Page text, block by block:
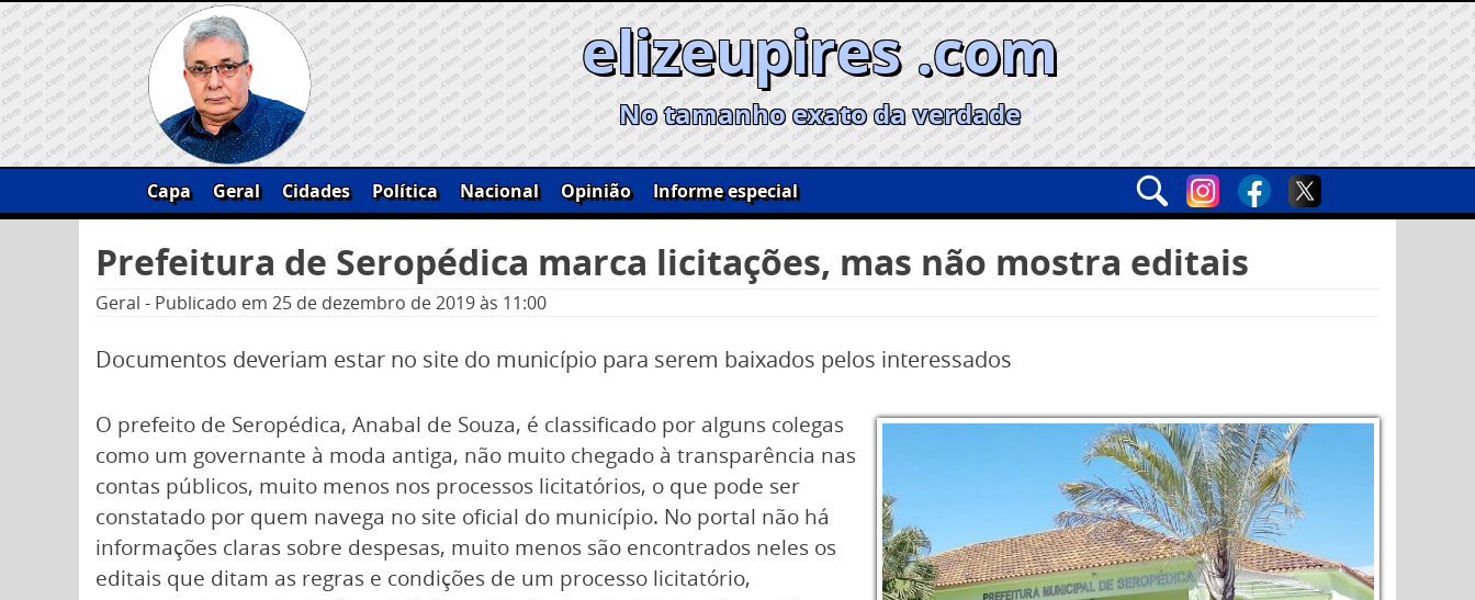
Skip
to
content
elizeupires .com
No tamanho exato da verdade
Capa Geral Cidades Política Nacional Opinião
Informe especial
por:
Prefeitura de Seropédica marca licitações, mas não mostra editais
Geral - Publicado em 25 de dezembro de 2019às 11:00
Documentos deveriam estar no site do município para serem baixados pelos interessados
O prefeito de Seropédica, Anabal de Souza, é classificado por alguns colegas
como um governante à moda antiga, não muito chegado à transparência nas
contas públicos, muito menos nos processos licitatórios, o que pode ser
constatado por quem navega no site oficial do município. No portal não há
informações claras sobre despesas, muito menos são encontrados neles os
editais que ditam as regras e condições de um processo licitatório,